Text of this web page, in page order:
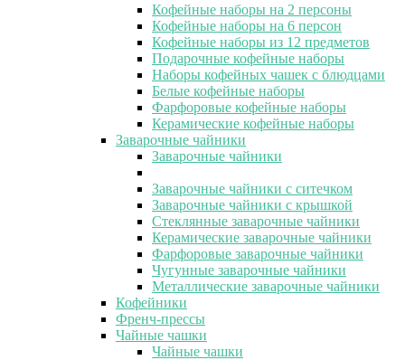
Кофейные наборы на 2 персоны
Кофейные наборы на 6 персон
Кофейные наборы из 12 предметов
Подарочные кофейные наборы
Наборы кофейных чашек с блюдцами
Белые кофейные наборы
Фарфоровые кофейные наборы
Керамические кофейные наборы
Заварочные чайники
Заварочные чайники
Заварочные чайники с ситечком
Заварочные чайники с крышкой
Стеклянные заварочные чайники
Керамические заварочные чайники
Фарфоровые заварочные чайники
Чугунные заварочные чайники
Металлические заварочные чайники
Кофейники
Френч-прессы
Чайные чашки
Чайные чашки